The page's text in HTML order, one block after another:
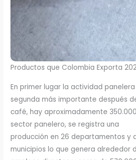
Productos que Colombia Exporta
En primer lugar la actividad
segunda más importante después
café, hay aproximadamente
sector panelero, se registra una
producción en 26 departamentos y
municipios lo que genera alrededor